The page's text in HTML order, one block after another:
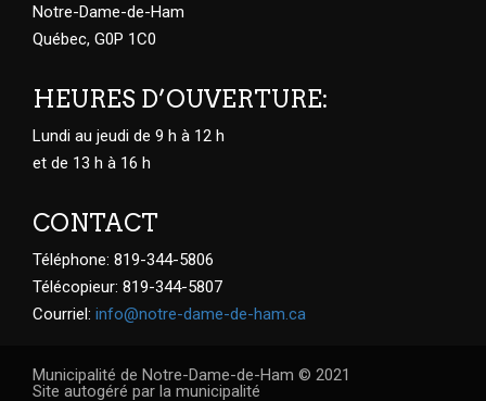
Notre-Dame-de-Ham
Québec, G0P 1C0
HEURES D’OUVERTURE:
Lundi au jeudi de 9 h à 12 h
et de 13 h à 16 h
CONTACT
Téléphone: 819-344-5806
Télécopieur: 819-344-5807
Courriel: info@notre-dame-de-ham.ca
Municipalité de Notre-Dame-de-Ham © 2021
Site autogéré par la municipalité